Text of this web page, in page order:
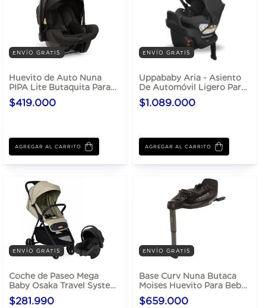
ENVÍO GRATIS
Huevito de Auto Nuna
PIPA Lite Butaquita Para
Bebé
$419.000
ENVÍO GRATIS
Uppababy Aria - Asiento
De Automóvil Ligero Para
Bebé
$1.089.000
AGREGAR AL CARRITO
ENVÍO GRATIS
Coche de Paseo Mega
Baby Osaka Travel System
Reclinable
$281.990
ENVÍO GRATIS
Base Curv Nuna Butaca
Moises Huevito Para Bebé
Giro 360
$659.000